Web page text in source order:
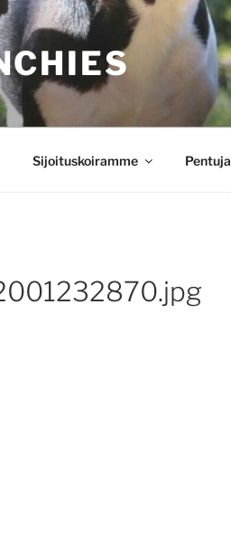
Sijoituskoiramme Pentuja